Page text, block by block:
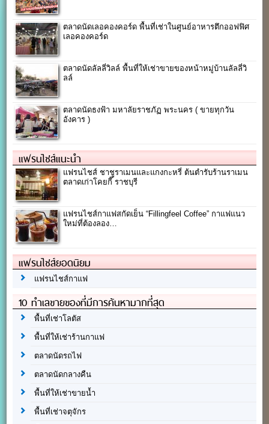
ตลาดนัดเลอคองคอร์ด พื้นที่เช่าในศูนย์อาหารตึกออฟฟิศ
เลอคองคอร์ด
ตลาดนัดลัลลี่วิลล์ พื้นที่ให้เช่าขายของหน้าหมู่บ้านลัลลี่วิ
ลล์
ตลาดนัดธงฟ้า มหาลัยราชภัฏ พระนคร ( ขายทุกวัน
อังคาร )
แฟรนไชส์แนะนำ
แฟรนไชส์ ชาชูราเมนและแกงกะหรี่ ต้นตำรับร้านราเมน
ตลาดเก่าโคยกี๊ ราชบุรี
แฟรนไชส์กาแฟสกัดเย็น “Fillingfeel Coffee” กาแฟแนว
ใหม่ที่ต้องลอง…
แฟรนไชส์ยอดนิยม
แฟรนไชส์กาแฟ
10 ทำเลขายของที่มีการค้นหามากที่สุด
พื้นที่เช่าโลตัส
พื้นที่ให้เช่าร้านกาแฟ
ตลาดนัดรถไฟ
ตลาดนัดกลางคืน
พื้นที่ให้เช่าขายน้ำ
พื้นที่เช่าจตุจักร